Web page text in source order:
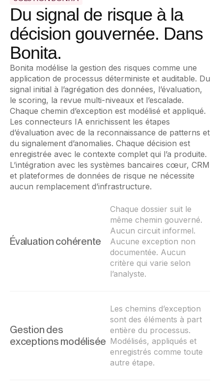
Du signal de risque à la
décision gouvernée. Dans
Bonita.
Bonita modélise la gestion des risques comme une
application de processus déterministe et auditable. Du
signal initial à l’agrégation des données, l’évaluation,
le scoring, la revue multi-niveaux et l’escalade.
Chaque chemin d’exception est modélisé et appliqué.
Les connecteurs IA enrichissent les étapes
d’évaluation avec de la reconnaissance de patterns et
du signalement d’anomalies. Chaque décision est
enregistrée avec le contexte complet qui l’a produite.
L’intégration avec les systèmes bancaires cœur, CRM
et plateformes de données de risque ne nécessite
aucun remplacement d’infrastructure.
Évaluation cohérente
Chaque dossier suit le
même chemin gouverné.
Aucun circuit informel.
Aucune exception non
documentée. Aucun
critère qui varie selon
l’analyste.
Gestion des
exceptions modélisée
Les chemins d’exception
sont des éléments à part
entière du processus.
Modélisés, appliqués et
enregistrés comme toute
autre étape.